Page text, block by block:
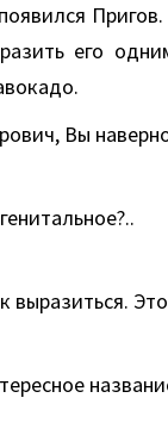
его
Вы
выразиться.